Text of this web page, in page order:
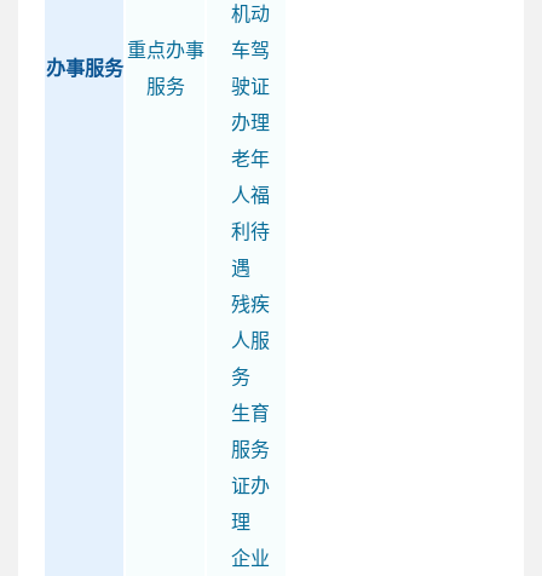
办事服务
重点办事
服务
机动
车驾
驶证
办理
老年
人福
利待
遇
残疾
人服
务
生育
服务
证办
理
企业